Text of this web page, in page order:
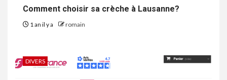
Comment choisir sa crèche à Lausanne?
1 an il y a romain
DIVERS